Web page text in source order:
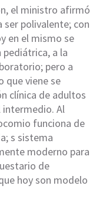
el ministro afirmó
polivalente; con
en el mismo se
a la
pero a
que viene se
clínica de adultos
intermedio. Al
funciona de
s sistema
moderno para
de
hoy son modelo